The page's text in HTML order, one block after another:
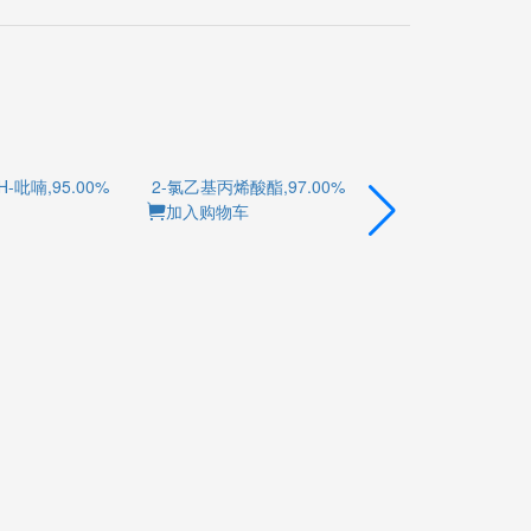
吡喃,95.00%
2-氯乙基丙烯酸酯,97.00%
加入购物车